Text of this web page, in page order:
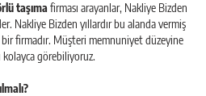
taşıma firması arayanlar, Nakliye Bizden
Nakliye Bizden yıllardır bu alanda vermiş
firmadır. Müşteri memnuniyet düzeyine
kolayca görebiliyoruz.